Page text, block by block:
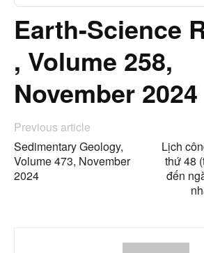
Earth-Science
, Volume 258,
November 2024
Previous article
Sedimentary Geology,
Volume 473, November
2024
Lịch
thứ 48
đến